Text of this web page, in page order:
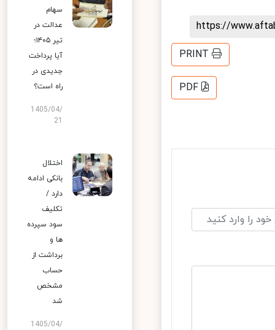
https://
PRINT
PDF
سهام
عدالت در
تیر ۱۴۰۵؛
آیا پرداخت
جدیدی در
راه است؟
1405/04/
اختلال
بانکی ادامه
دارد /
تکلیف
سود سپرده
ها و
برداشت از
حساب
مشخص
شد
1405/04/